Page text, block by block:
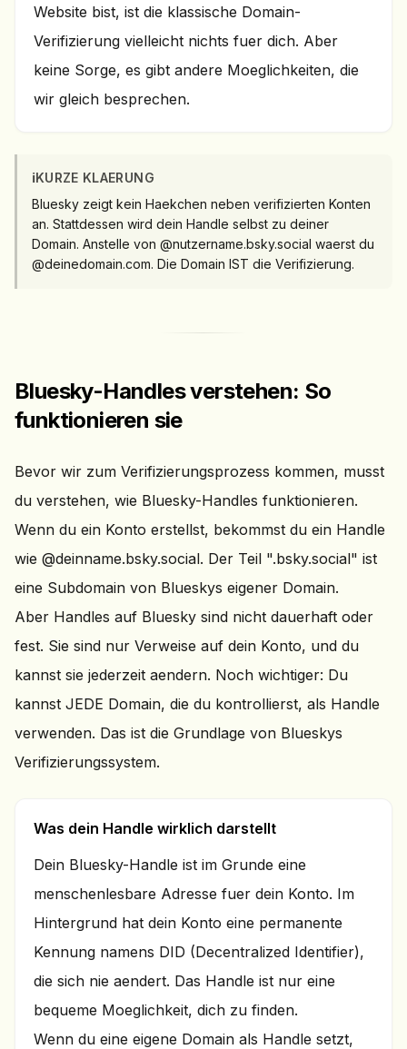
Website bist, ist die klassische Domain-
Verifizierung vielleicht nichts fuer dich. Aber
keine Sorge, es gibt andere Moeglichkeiten, die
wir gleich besprechen.
ℹ️KURZE KLAERUNG
Bluesky zeigt kein Haekchen neben verifizierten Konten
an. Stattdessen wird dein Handle selbst zu deiner
Domain. Anstelle von @nutzername.bsky.social waerst du
@deinedomain.com. Die Domain IST die Verifizierung.
Bluesky-Handles verstehen: So
funktionieren sie
Bevor wir zum Verifizierungsprozess kommen, musst
du verstehen, wie Bluesky-Handles funktionieren.
Wenn du ein Konto erstellst, bekommst du ein Handle
wie @deinname.bsky.social. Der Teil ".bsky.social" ist
eine Subdomain von Blueskys eigener Domain.
Aber Handles auf Bluesky sind nicht dauerhaft oder
fest. Sie sind nur Verweise auf dein Konto, und du
kannst sie jederzeit aendern. Noch wichtiger: Du
kannst JEDE Domain, die du kontrollierst, als Handle
verwenden. Das ist die Grundlage von Blueskys
Verifizierungssystem.
Was dein Handle wirklich darstellt
Dein Bluesky-Handle ist im Grunde eine
menschenlesbare Adresse fuer dein Konto. Im
Hintergrund hat dein Konto eine permanente
Kennung namens DID (Decentralized Identifier),
die sich nie aendert. Das Handle ist nur eine
bequeme Moeglichkeit, dich zu finden.
Wenn du eine eigene Domain als Handle setzt,